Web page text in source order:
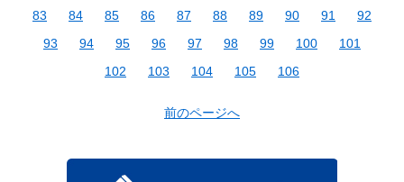
83
84 85 86 87 88 89 90 91
92
93
94 95 96 97 98 99 100
101
102
103 104 105 106
前のページへ